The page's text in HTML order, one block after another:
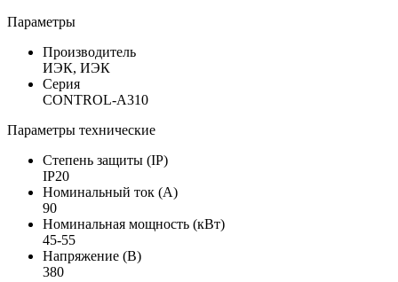
Параметры
Производитель
ИЭК, ИЭК
Серия
CONTROL-A310
Параметры технические
Степень защиты (IP)
IP20
Номинальный ток (А)
90
Номинальная мощность (кВт)
45-55
Напряжение (В)
380